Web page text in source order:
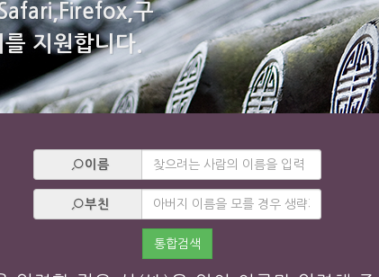
구
지원합니다.
이름
부친
통합검색